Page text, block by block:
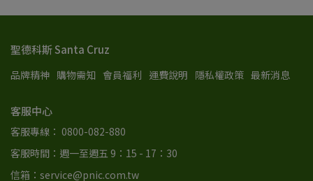
聖德科斯 Santa Cruz
品牌精神 購物需知 會員福利 運費說明 隱私權政策 最新消息
客服中心
客服專線： 0800-082-880
客服時間：週一至週五 9：15 - 17：30
信箱：service@pnic.com.tw